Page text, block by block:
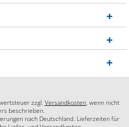
zzgl. Versandkosten, wenn nicht
beschrieben.
nach Deutschland. Lieferzeiten für